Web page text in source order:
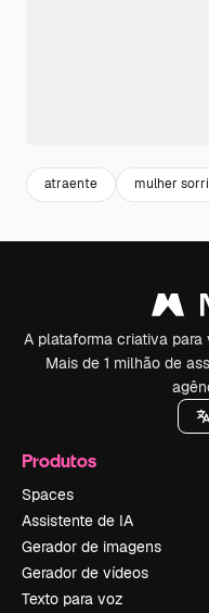
atraente mulher
A plataforma criativa
Mais de 1 milhão de
Produtos
Spaces
Assistente de IA
Gerador de imagens
Gerador de vídeos
Texto para voz